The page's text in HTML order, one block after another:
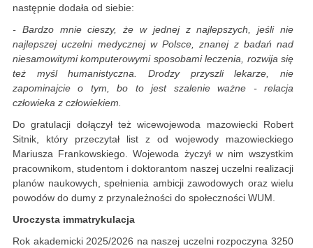
następnie dodała od siebie:
- Bardzo mnie cieszy, że w jednej z najlepszych, jeśli nie
najlepszej uczelni medycznej w Polsce, znanej z badań nad
niesamowitymi komputerowymi sposobami leczenia, rozwija się
też myśl humanistyczna. Drodzy przyszli lekarze, nie
zapominajcie o tym, bo to jest szalenie ważne - relacja
człowieka z człowiekiem.
Do gratulacji dołączył też wicewojewoda mazowiecki Robert
Sitnik, który przeczytał list z od wojewody mazowieckiego
Mariusza Frankowskiego. Wojewoda życzył w nim wszystkim
pracownikom, studentom i doktorantom naszej uczelni realizacji
planów naukowych, spełnienia ambicji zawodowych oraz wielu
powodów do dumy z przynależności do społeczności WUM.
Uroczysta immatrykulacja
Rok akademicki 2025/2026 na naszej uczelni rozpoczyna 3250